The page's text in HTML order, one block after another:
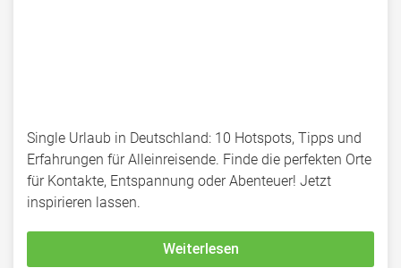
Single Urlaub in Deutschland: 10 Hotspots, Tipps und
Erfahrungen für Alleinreisende. Finde die perfekten Orte
für Kontakte, Entspannung oder Abenteuer! Jetzt
inspirieren lassen.
Weiterlesen